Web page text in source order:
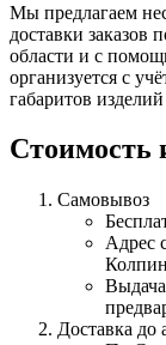
Мы предлагаем
доставки заказов
области и с
организуется с
габаритов
Стоимость
Самовывоз
Адрес
Выдача
Доставка до